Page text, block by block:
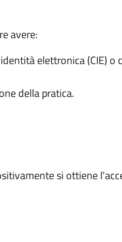
avere:
elettronica (CIE) o
della pratica.
si ottiene